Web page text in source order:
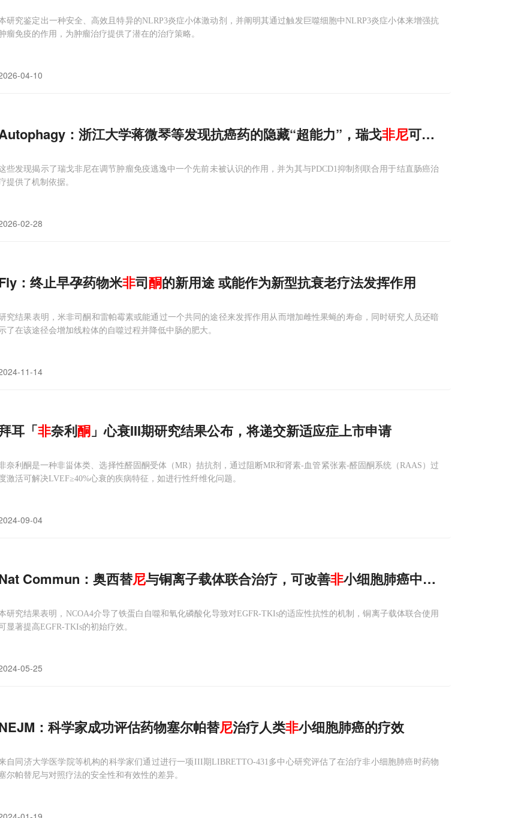
研究鉴定出一种安全、高效且特异的NLRP3炎症小体激动剂，并阐明其通过触发巨噬细胞中NLRP3炎症小体来增强抗
瘤免疫的作用，为肿瘤治疗提供了潜在的治疗策略。
04-10
：浙江大学蒋微琴等发现抗癌药的隐藏“超能力”，瑞戈非尼可“吃掉”肿瘤保
些发现揭示了瑞戈非尼在调节肿瘤免疫逃逸中一个先前未被认识的作用，并为其与PDCD1抑制剂联合用于结直肠癌治
提供了机制依据。
02-28
：终止早孕药物米非司酮的新用途 或能作为新型抗衰老疗法发挥作用
究结果表明，米非司酮和雷帕霉素或能通过一个共同的途径来发挥作用从而增加雌性果蝇的寿命，同时研究人员还暗
了在该途径会增加线粒体的自噬过程并降低中肠的肥大。
11-14
耳「非奈利酮 」心衰III期研究结果公布，将递交新适应症上市申请
奈利酮是一种非甾体类、选择性醛固酮受体（MR）拮抗剂，通过阻断MR和肾素-血管紧张素-醛固酮系统（RAAS）过
激活可解决LVEF≥40%心衰的疾病特征，如进行性纤维化问题。
09-04
Commun：奥西替尼与铜离子载体联合治疗，可改善非小细胞肺癌中铁蛋白自噬介
研究结果表明，NCOA4介导了铁蛋白自噬和氧化磷酸化导致对EGFR-TKIs的适应性抗性的机制，铜离子载体联合使用
显著提高EGFR-TKIs的初始疗效。
05-25
：科学家成功评估药物塞尔帕替尼治疗人类非小细胞肺癌的疗效
自同济大学医学院等机构的科学家们通过进行一项III期LIBRETTO-431多中心研究评估了在治疗非小细胞肺癌时药物
尔帕替尼与对照疗法的安全性和有效性的差异。